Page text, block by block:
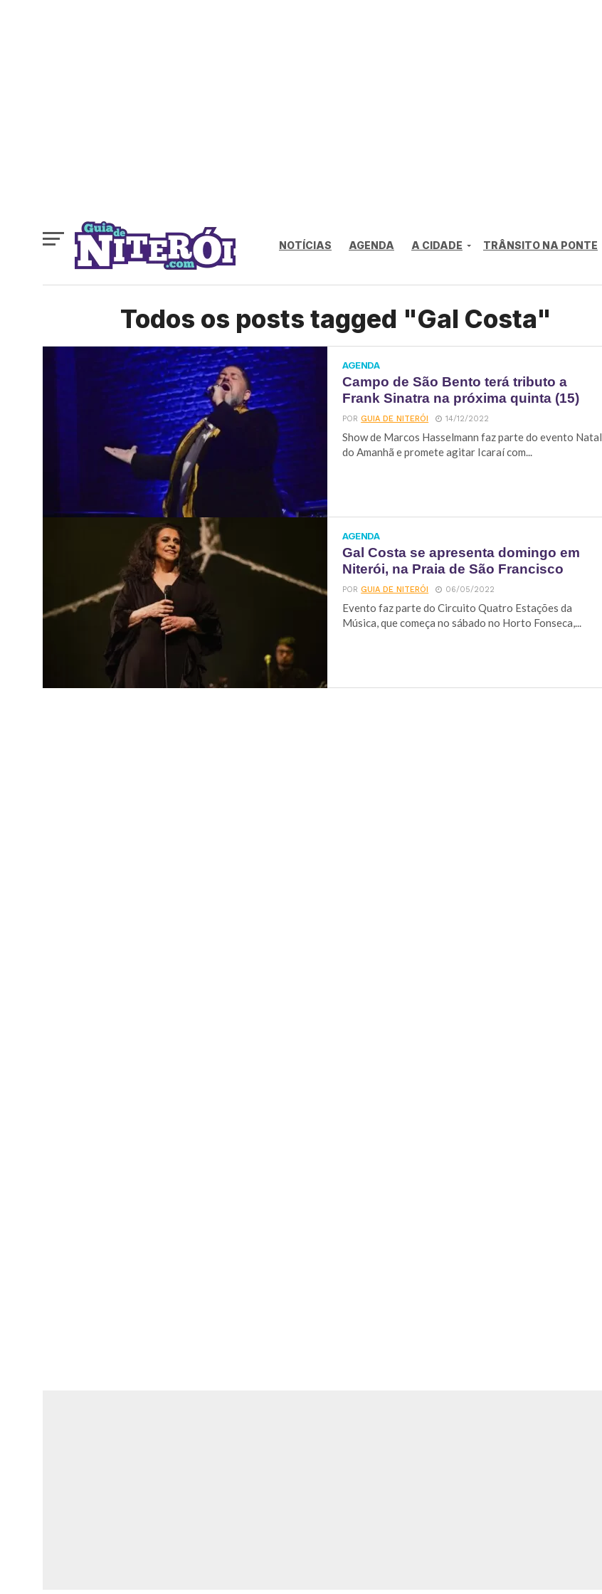
NOTÍCIAS AGENDA A CIDADE TRÂNSITO NA PONTE
Todos os posts tagged "Gal Costa"
AGENDA
Campo de São Bento terá tributo a
Frank Sinatra na próxima quinta (15)
PORGUIA DE NITERÓI 14/12/2022
Show de Marcos Hasselmann faz parte do evento Natal
do Amanhã e promete agitar Icaraí com...
AGENDA
Gal Costa se apresenta domingo em
Niterói, na Praia de São Francisco
PORGUIA DE NITERÓI 06/05/2022
Evento faz parte do Circuito Quatro Estações da
Música, que começa no sábado no Horto Fonseca,...